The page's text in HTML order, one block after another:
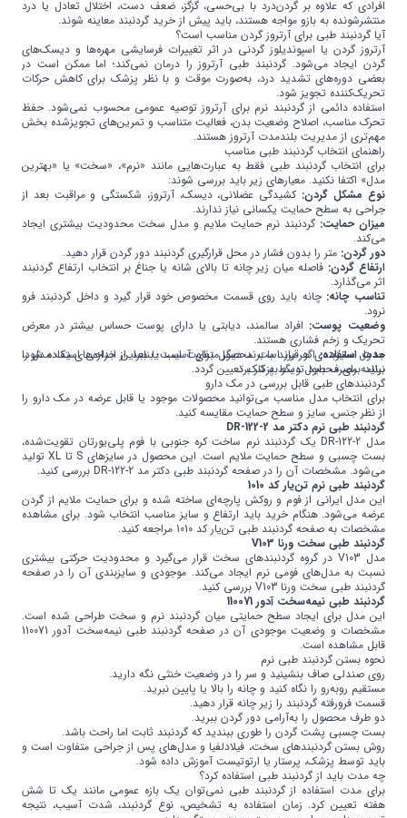
افرادی که علاوه بر گردن‌درد با بی‌حسی، گزگز، ضعف دست، اختلال تعادل یا درد
منتشرشونده به بازو مواجه هستند، باید پیش از خرید گردنبند معاینه شوند.
آیا گردنبند طبی برای آرتروز گردن مناسب است؟
آرتروز گردن یا اسپوندیلوز گردنی در اثر تغییرات فرسایشی مهره‌ها و دیسک‌های
گردن ایجاد می‌شود. گردنبند طبی آرتروز را درمان نمی‌کند؛ اما ممکن است در
بعضی دوره‌های تشدید درد، به‌صورت موقت و با نظر پزشک برای کاهش حرکات
تحریک‌کننده تجویز شود.
استفاده دائمی از گردنبند نرم برای آرتروز توصیه عمومی محسوب نمی‌شود. حفظ
تحرک مناسب، اصلاح وضعیت بدن، فعالیت متناسب و تمرین‌های تجویزشده بخش
مهم‌تری از مدیریت بلندمدت آرتروز هستند.
راهنمای انتخاب گردنبند طبی مناسب
برای انتخاب گردنبند طبی فقط به عبارت‌هایی مانند «نرم»، «سخت» یا «بهترین
مدل» اکتفا نکنید. معیارهای زیر باید بررسی شوند:
نوع مشکل گردن: کشیدگی عضلانی، دیسک، آرتروز، شکستگی و مراقبت بعد از
جراحی به سطح حمایت یکسانی نیاز ندارند.
میزان حمایت: گردنبند نرم حمایت ملایم و مدل سخت محدودیت بیشتری ایجاد
می‌کند.
دور گردن: متر را بدون فشار در محل قرارگیری گردنبند دور گردن قرار دهید.
ارتفاع گردن: فاصله میان زیر چانه تا بالای شانه یا جناغ بر انتخاب ارتفاع گردنبند
اثر می‌گذارد.
تناسب چانه: چانه باید روی قسمت مخصوص خود قرار گیرد و داخل گردنبند فرو
نرود.
وضعیت پوست: افراد سالمند، دیابتی یا دارای پوست حساس بیشتر در معرض
تحریک و زخم فشاری هستند.
مدت استفاده:اگر قرار است محصول برای آسیب یا بعد از جراحی استفاده شود،
برنامه مصرف باید توسط پزشک تعیین گردد.
جدول سایزبندی هر برند با برند دیگر متفاوت است؛ بنابراین اندازه‌های یک مدل را
نباید برای محصول دیگر به کار برد.
گردنبندهای طبی قابل بررسی در مک دارو
برای انتخاب مدل مناسب می‌توانید محصولات موجود یا قابل عرضه در مک دارو را
از نظر جنس، سایز و سطح حمایت مقایسه کنید.
گردنبند طبی نرم دکتر مد DR-122-2
مدل DR-122-2 یک گردنبند نرم ساخت کره جنوبی با فوم پلی‌یورتان تقویت‌شده،
بست چسبی و سطح حمایت ملایم است. این محصول در سایزهای S تا XL تولید
می‌شود. مشخصات آن را در صفحه گردنبند طبی دکتر مد DR-122-2
بررسی کنید.
گردنبند طبی نرم تن‌یار کد 1010
این مدل ایرانی از فوم و روکش پارچه‌ای ساخته شده و برای حمایت ملایم از گردن
عرضه می‌شود. هنگام خرید باید ارتفاع و سایز مناسب انتخاب شود. برای مشاهده
مشخصات به صفحه گردنبند طبی تن‌یار کد 1010
مراجعه کنید.
گردنبند طبی سخت ورنا V103
مدل V103 در گروه گردنبندهای سخت قرار می‌گیرد و محدودیت حرکتی بیشتری
نسبت به مدل‌های فومی نرم ایجاد می‌کند. موجودی و سایزبندی آن را در صفحه
گردنبند طبی سخت ورنا V103
بررسی کنید.
گردنبند طبی نیمه‌سخت آدور 110071
این مدل برای ایجاد سطح حمایتی میان گردنبند نرم و سخت طراحی شده است.
مشخصات و وضعیت موجودی آن در صفحه گردنبند طبی نیمه‌سخت آدور 110071
قابل مشاهده است.
نحوه بستن گردنبند طبی نرم
روی صندلی صاف بنشینید و سر را در وضعیت خنثی نگه دارید.
مستقیم روبه‌رو را نگاه کنید و چانه را بالا یا پایین نبرید.
قسمت فرورفته گردنبند را زیر چانه قرار دهید.
دو طرف محصول را به‌آرامی دور گردن ببرید.
بست چسبی پشت گردن را طوری ببندید که گردنبند ثابت اما راحت باشد.
روش بستن گردنبندهای سخت، فیلادلفیا و مدل‌های پس از جراحی متفاوت است و
باید توسط پزشک، پرستار یا ارتوتیست آموزش داده شود.
چه مدت باید از گردنبند طبی استفاده کرد؟
برای مدت استفاده از گردنبند طبی نمی‌توان یک بازه عمومی مانند یک تا شش
هفته تعیین کرد. زمان استفاده به تشخیص، نوع گردنبند، شدت آسیب، نتیجه